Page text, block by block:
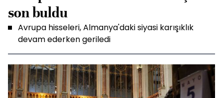
son buldu
Avrupa hisseleri, Almanya'daki siyasi karışıklık
devam ederken geriledi